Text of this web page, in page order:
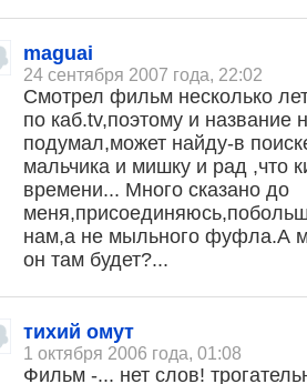
maguai
24 сентября 2007 года, 22:02
Смотрел фильм несколько
по каб.tv,поэтому и название
подумал,может найду-в
мальчика и мишку и рад ,что
времени... Много сказано до
нам,а не мыльного фуфла.А
он там будет?...
тихий омут
1 октября 2006 года, 01:08
Фильм -... нет слов!